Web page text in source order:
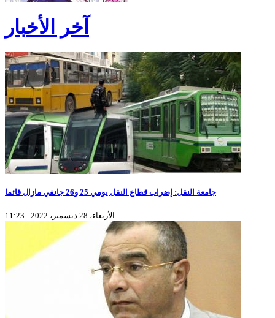
آخر الأخبار
جامعة النقل: إضراب قطاع النقل يومي 25 و26 جانفي مازال قائما
الأربعاء، 28 ديسمبر، 2022 - 11:23